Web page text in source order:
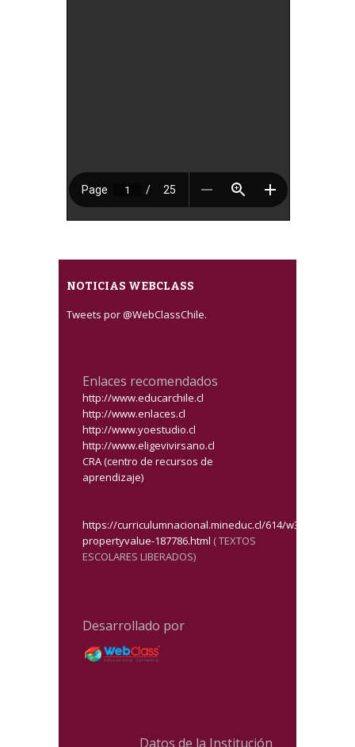
NOTICIAS WEBCLASS
Tweets por @WebClassChile.
Enlaces recomendados
http://www.educarchile.cl
http://www.enlaces.cl
http://www.yoestudio.cl
http://www.eligevivirsano.cl
CRA (centro de recursos de
aprendizaje)
https://curriculumnacional.mineduc.cl/614/w3-
propertyvalue-187786.html ( TEXTOS
ESCOLARES LIBERADOS)
Desarrollado por
Datos de la Institución